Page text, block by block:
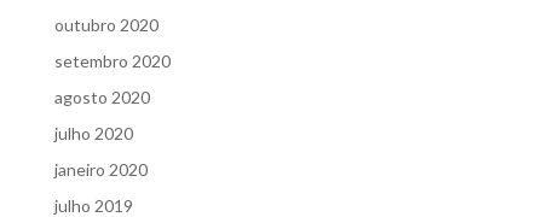
outubro 2020
setembro 2020
agosto 2020
julho 2020
janeiro 2020
julho 2019